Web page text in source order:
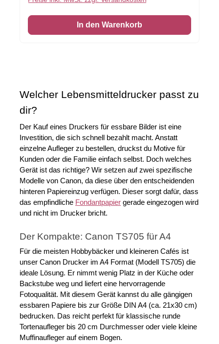
Leckereien.Was Sie im Kurs
erwartet:Detaillierte Anleitungen und
Erklärungen: Verstehen Sie die verschiedenen
optimale Druckergebnisse zu erzielen.Effektive
Druckereinstellungen: Lernen Sie die besten
Einstellungen für Ihren Lebensmitteldrucker
kennen, um perfekte Drucke zu
gewährleisten.Vielseitige Anwendungsideen:
Entdecken Sie kreative Techniken, um Ihre
gedruckten Kunstwerke auf Baiser, Gebäck
und vieles mehr zu übertragen.Wartung und
Pflege: Erfahren Sie, wie Sie Ihren
Lebensmitteldrucker richtig warten, damit er
Ihnen lange Freude bereitet.Dieser Kurs ist
des Lebensmitteldrucks erweitern möchten, sei
es für den professionellen Einsatz oder als
Hobby. Machen Sie Ihre Kreationen zu wahren
Kunstwerken und begeistern Sie Ihre Kunden
oder Gäste mit essbaren
Meisterwerken!Starten Sie jetzt und werden
Sie zum Profi im Lebensmitteldruck! Hier eine
kurze Vorschau:
In den Warenkorb
Welcher Lebensmitteldrucker passt zu
dir?
Der Kauf eines Druckers für essbare Bilder ist eine
Investition, die sich schnell bezahlt macht. Anstatt
einzelne Aufleger zu bestellen, druckst du Motive für
Kunden oder die Familie einfach selbst. Doch welches
Gerät ist das richtige? Wir setzen auf zwei spezifische
Modelle von Canon, da diese über den entscheidenden
hinteren Papiereinzug verfügen. Dieser sorgt dafür, dass
das empfindliche Fondantpapier gerade eingezogen wird
und nicht im Drucker bricht.
Der Kompakte: Canon TS705 für A4
Für die meisten Hobbybäcker und kleineren Cafés ist
unser Canon Drucker im A4 Format (Modell TS705) die
ideale Lösung. Er nimmt wenig Platz in der Küche oder
Backstube weg und liefert eine hervorragende
Fotoqualität. Mit diesem Gerät kannst du alle gängigen
essbaren Papiere bis zur Größe DIN A4 (ca. 21x30 cm)
bedrucken. Das reicht perfekt für klassische runde
Tortenaufleger bis 20 cm Durchmesser oder viele kleine
Muffinaufleger auf einem Bogen.